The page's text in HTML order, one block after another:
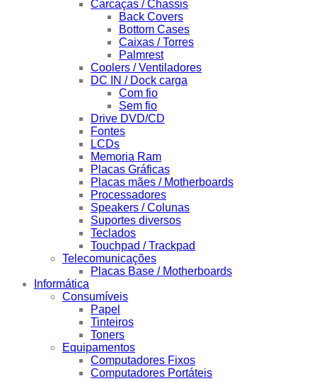
Carcaças / Chassis
Back Covers
Bottom Cases
Caixas / Torres
Palmrest
Coolers / Ventiladores
DC IN / Dock carga
Com fio
Sem fio
Drive DVD/CD
Fontes
LCDs
Memoria Ram
Placas Gráficas
Placas mães / Motherboards
Processadores
Speakers / Colunas
Suportes diversos
Teclados
Touchpad / Trackpad
Telecomunicações
Placas Base / Motherboards
Informática
Consumíveis
Papel
Tinteiros
Toners
Equipamentos
Computadores Fixos
Computadores Portáteis